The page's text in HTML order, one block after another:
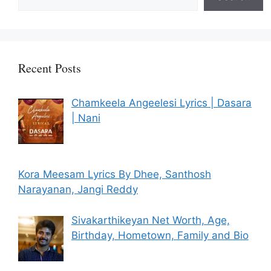
Recent Posts
Chamkeela Angeelesi Lyrics | Dasara
| Nani
Kora Meesam Lyrics By Dhee, Santhosh
Narayanan, Jangi Reddy
Sivakarthikeyan Net Worth, Age,
Birthday, Hometown, Family and Bio